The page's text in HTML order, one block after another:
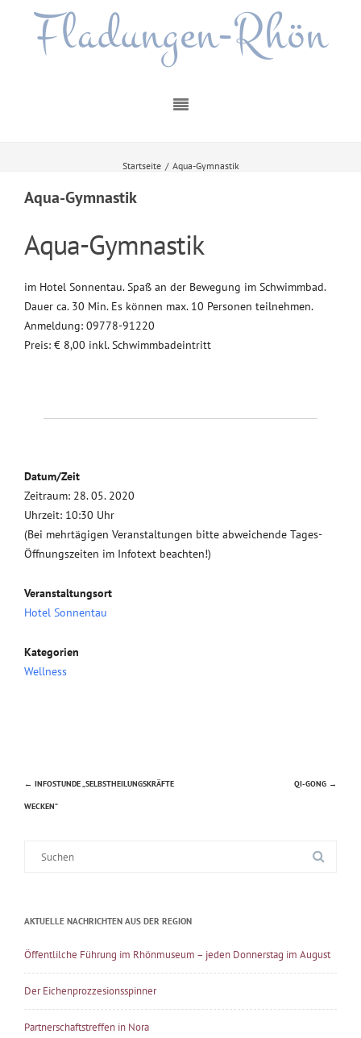
Fladungen-Rhön
Startseite / Aqua-Gymnastik
Aqua-Gymnastik
Aqua-Gymnastik
im Hotel Sonnentau. Spaß an der Bewegung im Schwimmbad.
Dauer ca. 30 Min. Es können max. 10 Personen teilnehmen.
Anmeldung: 09778-91220
Preis: € 8,00 inkl. Schwimmbadeintritt
Datum/Zeit
Zeitraum: 28. 05. 2020
Uhrzeit: 10:30 Uhr
(Bei mehrtägigen Veranstaltungen bitte abweichende Tages-
Öffnungszeiten im Infotext beachten!)
Veranstaltungsort
Hotel Sonnentau
Kategorien
Wellness
Beitragsnavigation
← INFOSTUNDE „SELBSTHEILUNGSKRÄFTE
WECKEN“
QI-GONG →
AKTUELLE NACHRICHTEN AUS DER REGION
Öffentlilche Führung im Rhönmuseum – jeden Donnerstag im August
Der Eichenprozzesionsspinner
Partnerschaftstreffen in Nora